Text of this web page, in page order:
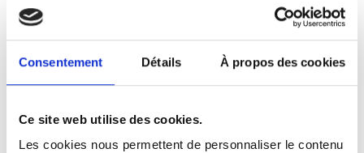
Consentement Détails À propos des cookies
Ce site web utilise des cookies.
Les cookies nous permettent de personnaliser le contenu